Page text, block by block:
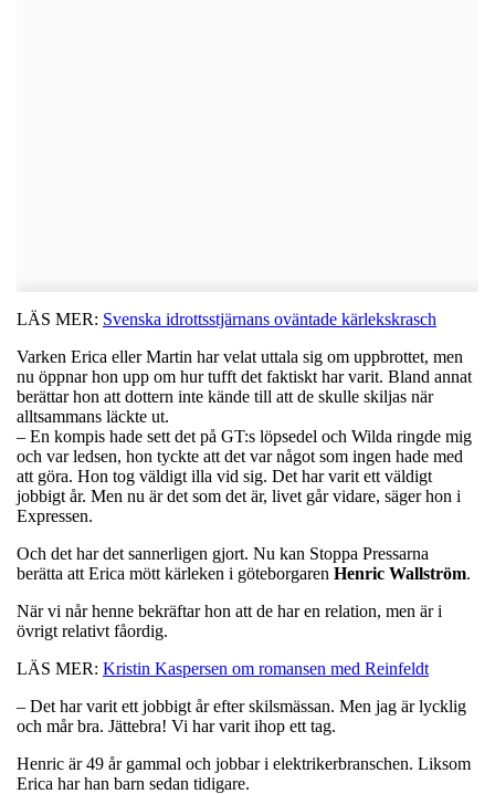
LÄS MER: Svenska idrottsstjärnans oväntade kärlekskrasch
Varken Erica eller Martin har velat uttala sig om uppbrottet, men
nu öppnar hon upp om hur tufft det faktiskt har varit. Bland annat
berättar hon att dottern inte kände till att de skulle skiljas när
alltsammans läckte ut.
– En kompis hade sett det på GT:s löpsedel och Wilda ringde mig
och var ledsen, hon tyckte att det var något som ingen hade med
att göra. Hon tog väldigt illa vid sig. Det har varit ett väldigt
jobbigt år. Men nu är det som det är, livet går vidare, säger hon i
Expressen.
Och det har det sannerligen gjort. Nu kan Stoppa Pressarna
berätta att Erica mött kärleken i göteborgaren Henric Wallström.
När vi når henne bekräftar hon att de har en relation, men är i
övrigt relativt fåordig.
LÄS MER: Kristin Kaspersen om romansen med Reinfeldt
– Det har varit ett jobbigt år efter skilsmässan. Men jag är lycklig
och mår bra. Jättebra! Vi har varit ihop ett tag.
Henric är 49 år gammal och jobbar i elektrikerbranschen. Liksom
Erica har han barn sedan tidigare.